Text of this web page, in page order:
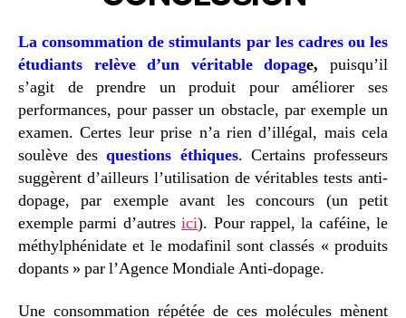
La consommation de stimulants par les cadres ou les
étudiants relève d’un véritable dopage, puisqu’il
s’agit de prendre un produit pour améliorer ses
performances, pour passer un obstacle, par exemple un
examen. Certes leur prise n’a rien d’illégal, mais cela
soulève desquestions éthiques. Certains professeurs
suggèrent d’ailleurs l’utilisation de véritables tests anti-
dopage, par exemple avant les concours (un petit
exemple parmi d’autresici). Pour rappel, la caféine, le
méthylphénidate et le modafinil sont classés « produits
dopants » par l’Agence Mondiale Anti-dopage.
Une consommation répétée de ces molécules mènent